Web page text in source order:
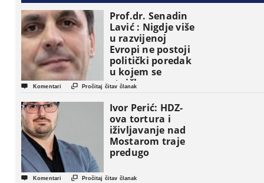
Prof.dr. Senadin
Lavić : Nigdje više
u razvijenoj
Evropi ne postoji
politički poredak
u kojem se
etničke grupe
pojavljuju kao
osnovne
političke jedinice
 Komentari  Pročitaj čitav članak
Ivor Perić: HDZ-
ova tortura i
iživljavanje nad
Mostarom traje
predugo
 Komentari  Pročitaj čitav članak